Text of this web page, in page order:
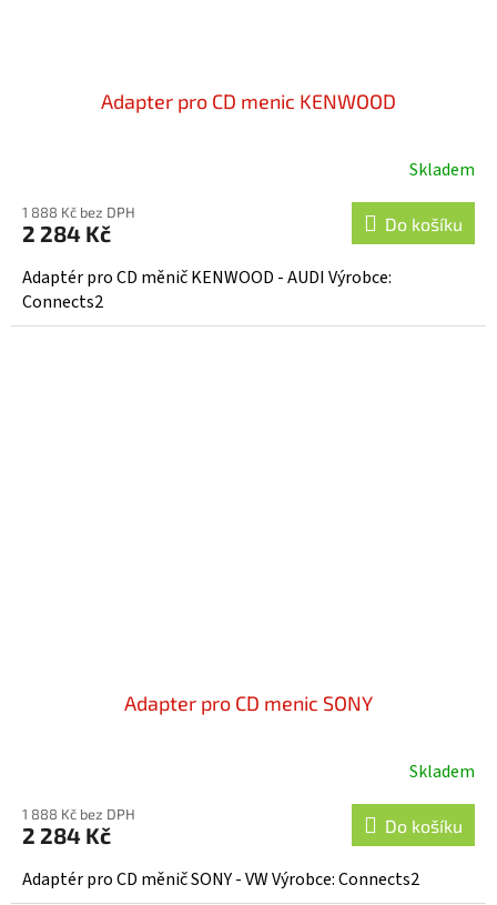
Adapter pro CD menic KENWOOD
Skladem
1 888 Kč bez DPH
2 284 Kč Do košíku
Adaptér pro CD měnič KENWOOD - AUDI Výrobce:
Connects2
Adapter pro CD menic SONY
Skladem
1 888 Kč bez DPH
2 284 Kč Do košíku
Adaptér pro CD měnič SONY - VW Výrobce: Connects2